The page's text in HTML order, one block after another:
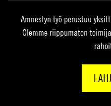
Amnestyn työ perustuu
Olemme riippumaton